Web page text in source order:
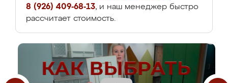
8 (926) 409-68-13, и наш менеджер быстро
рассчитает стоимость.